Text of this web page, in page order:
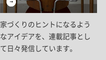
家づくりのヒントになるよう
なアイデアを、連載記事とし
て日々発信しています。